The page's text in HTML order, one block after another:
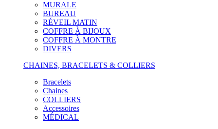
MURALE
BUREAU
RÉVEIL MATIN
COFFRE À BIJOUX
COFFRE À MONTRE
DIVERS
CHAINES, BRACELETS & COLLIERS
Bracelets
Chaines
COLLIERS
Accessoires
MÉDICAL